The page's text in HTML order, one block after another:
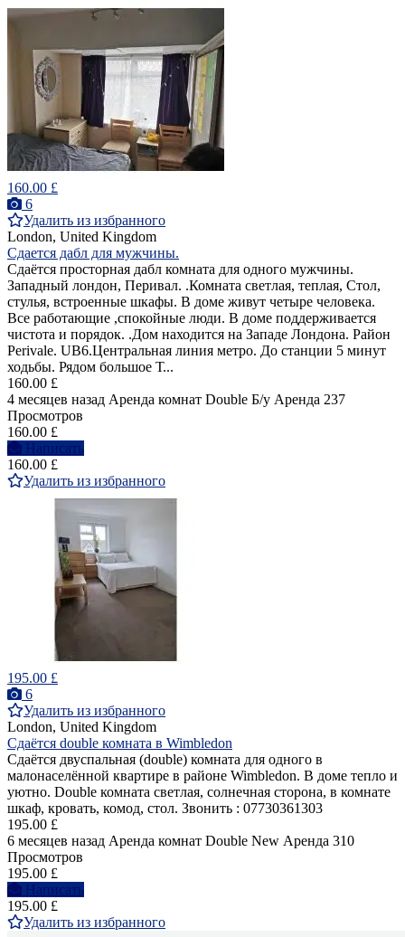
160.00 £
6
Удалить из избранного
London, United Kingdom
Сдается дабл для мужчины.
Cдаётся просторная дабл комната для одного мужчины.
Западный лондон, Перивал. .Комната светлая, теплая, Стол,
стулья, встроенные шкафы. В доме живут четыре человека.
Все работающие ,спокойные люди. В доме поддерживается
чистота и порядок. .Дом находится на Западе Лондона. Район
Perivale. UB6.Центральная линия метро. До станции 5 минут
ходьбы. Рядом большое Т...
160.00 £
4 месяцев назад Аренда комнат Double Б/у Аренда 237
Просмотров
160.00 £
Написать
160.00 £
Удалить из избранного
195.00 £
6
Удалить из избранного
London, United Kingdom
Сдаётся double комната в Wimbledon
Сдаётся двуспальная (double) комнатa для одного в
малонаселённой квартире в районе Wimbledon. В доме тепло и
уютно. Double комната светлая, солнечная сторона, в комнате
шкаф, кровать, комод, стол. Звонить : 07730361303
195.00 £
6 месяцев назад Аренда комнат Double New Аренда 310
Просмотров
195.00 £
Написать
195.00 £
Удалить из избранного